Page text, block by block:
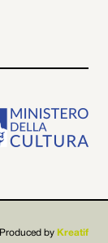
Produced by Kreatif